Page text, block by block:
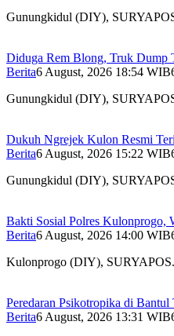
Gunungkidul (DIY),
Diduga Rem Blong, Truk Dump
Berita6 August, 2026 18:54 WIB
Gunungkidul (DIY),
Dukuh Ngrejek Kulon Resmi
Berita6 August, 2026 15:22 WIB
Gunungkidul (DIY),
Bakti Sosial Polres Kulonprogo,
Berita6 August, 2026 14:00 WIB
Kulonprogo (DIY),
Peredaran Psikotropika di
Berita6 August, 2026 13:31 WIB